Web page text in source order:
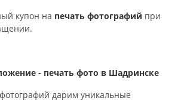
купон на печать фотографий при
- печать фото в Шадринске
дарим уникальные